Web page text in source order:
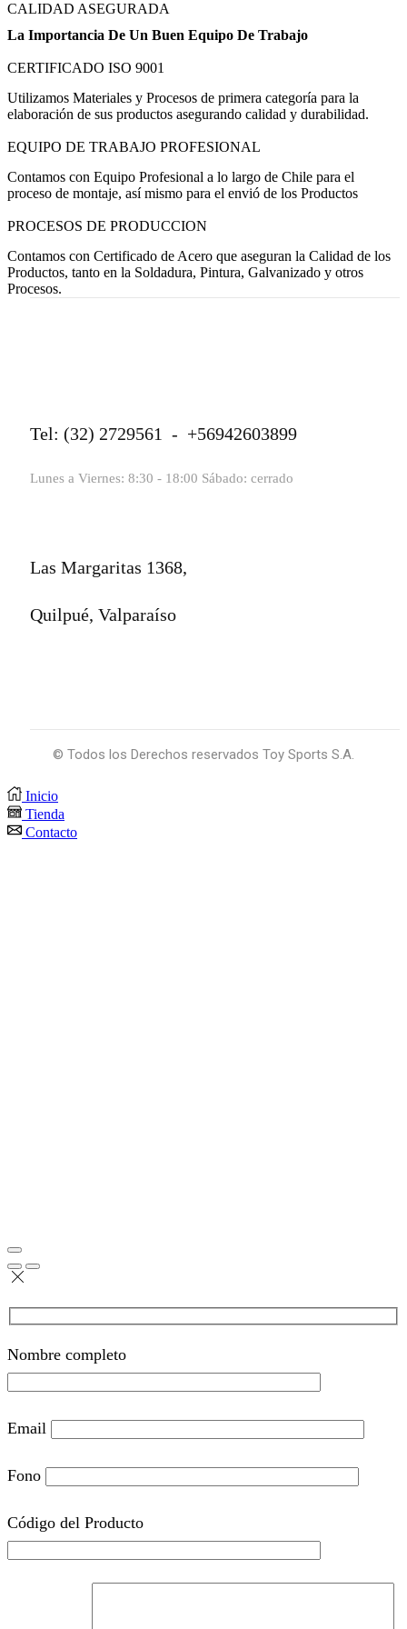
CALIDAD ASEGURADA
La Importancia De Un Buen Equipo De Trabajo
CERTIFICADO ISO 9001
Utilizamos Materiales y Procesos de primera categoría para la
elaboración de sus productos asegurando calidad y durabilidad.
EQUIPO DE TRABAJO PROFESIONAL
Contamos con Equipo Profesional a lo largo de Chile para el
proceso de montaje, así mismo para el envió de los Productos
PROCESOS DE PRODUCCION
Contamos con Certificado de Acero que aseguran la Calidad de los
Productos, tanto en la Soldadura, Pintura, Galvanizado y otros
Procesos.
Tel: (32) 2729561 - +56942603899
Lunes a Viernes: 8:30 - 18:00 Sábado: cerrado
Las Margaritas 1368,
Quilpué, Valparaíso
© Todos los Derechos reservados Toy Sports S.A.
Inicio
Tienda
Contacto
Nombre completo
Email
Fono
Código del Producto